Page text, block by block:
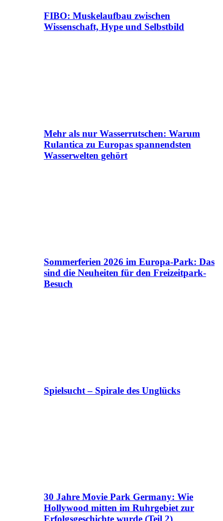
FIBO: Muskelaufbau zwischen
Wissenschaft, Hype und Selbstbild
Mehr als nur Wasserrutschen: Warum
Rulantica zu Europas spannendsten
Wasserwelten gehört
Sommerferien 2026 im Europa-Park: Das
sind die Neuheiten für den Freizeitpark-
Besuch
Spielsucht – Spirale des Unglücks
30 Jahre Movie Park Germany: Wie
Hollywood mitten im Ruhrgebiet zur
Erfolgsgeschichte wurde (Teil 2)